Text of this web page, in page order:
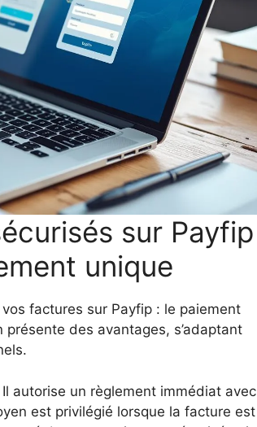
sur Payfip
unique
factures sur Payfip : le paiement
des avantages, s’adaptant
autorise un règlement immédiat avec
est privilégié lorsque la facture est